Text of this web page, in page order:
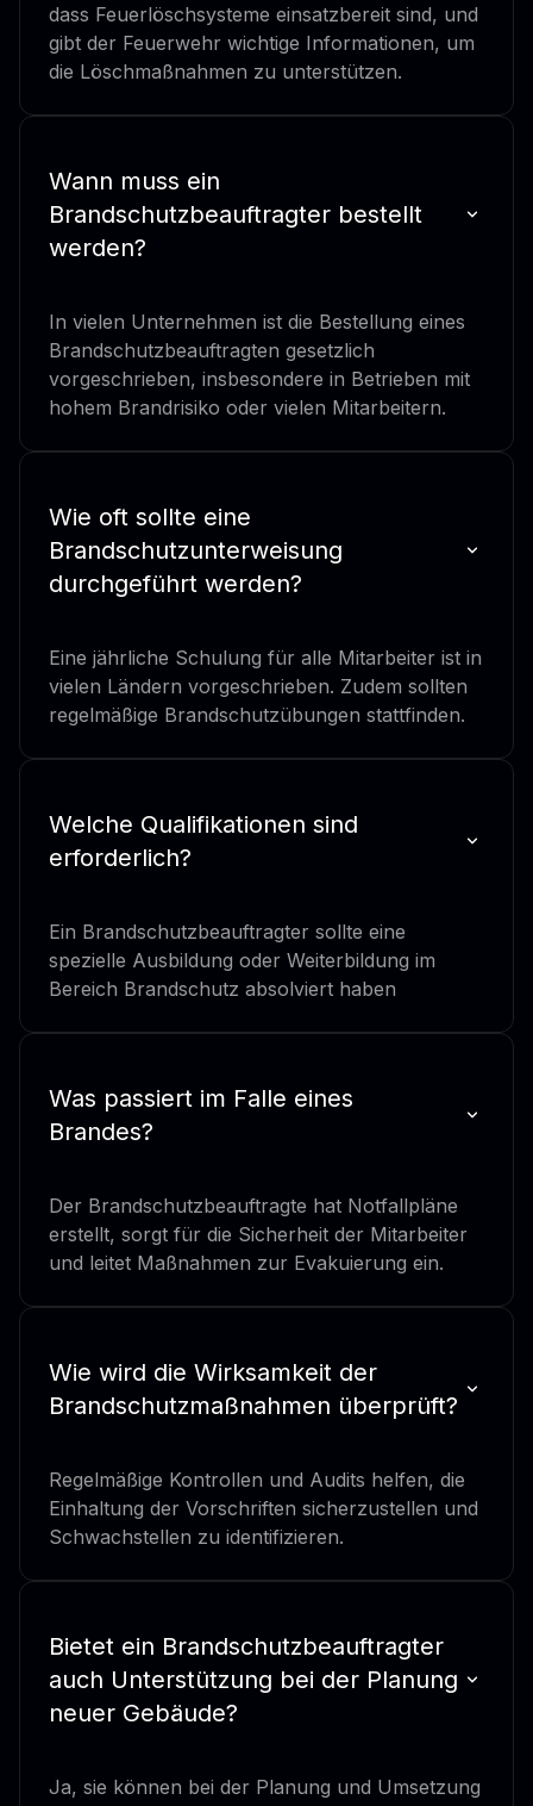
dass Feuerlöschsysteme einsatzbereit sind, und
gibt der Feuerwehr wichtige Informationen, um
die Löschmaßnahmen zu unterstützen.
Wann muss ein
Brandschutzbeauftragter bestellt
werden?
In vielen Unternehmen ist die Bestellung eines
Brandschutzbeauftragten gesetzlich
vorgeschrieben, insbesondere in Betrieben mit
hohem Brandrisiko oder vielen Mitarbeitern.
Wie oft sollte eine
Brandschutzunterweisung
durchgeführt werden?
Eine jährliche Schulung für alle Mitarbeiter ist in
vielen Ländern vorgeschrieben. Zudem sollten
regelmäßige Brandschutzübungen stattfinden.
Welche Qualifikationen sind
erforderlich?
Ein Brandschutzbeauftragter sollte eine
spezielle Ausbildung oder Weiterbildung im
Bereich Brandschutz absolviert haben
Was passiert im Falle eines
Brandes?
Der Brandschutzbeauftragte hat Notfallpläne
erstellt, sorgt für die Sicherheit der Mitarbeiter
und leitet Maßnahmen zur Evakuierung ein.
Wie wird die Wirksamkeit der
Brandschutzmaßnahmen überprüft?
Regelmäßige Kontrollen und Audits helfen, die
Einhaltung der Vorschriften sicherzustellen und
Schwachstellen zu identifizieren.
Bietet ein Brandschutzbeauftragter
auch Unterstützung bei der Planung
neuer Gebäude?
Ja, sie können bei der Planung und Umsetzung